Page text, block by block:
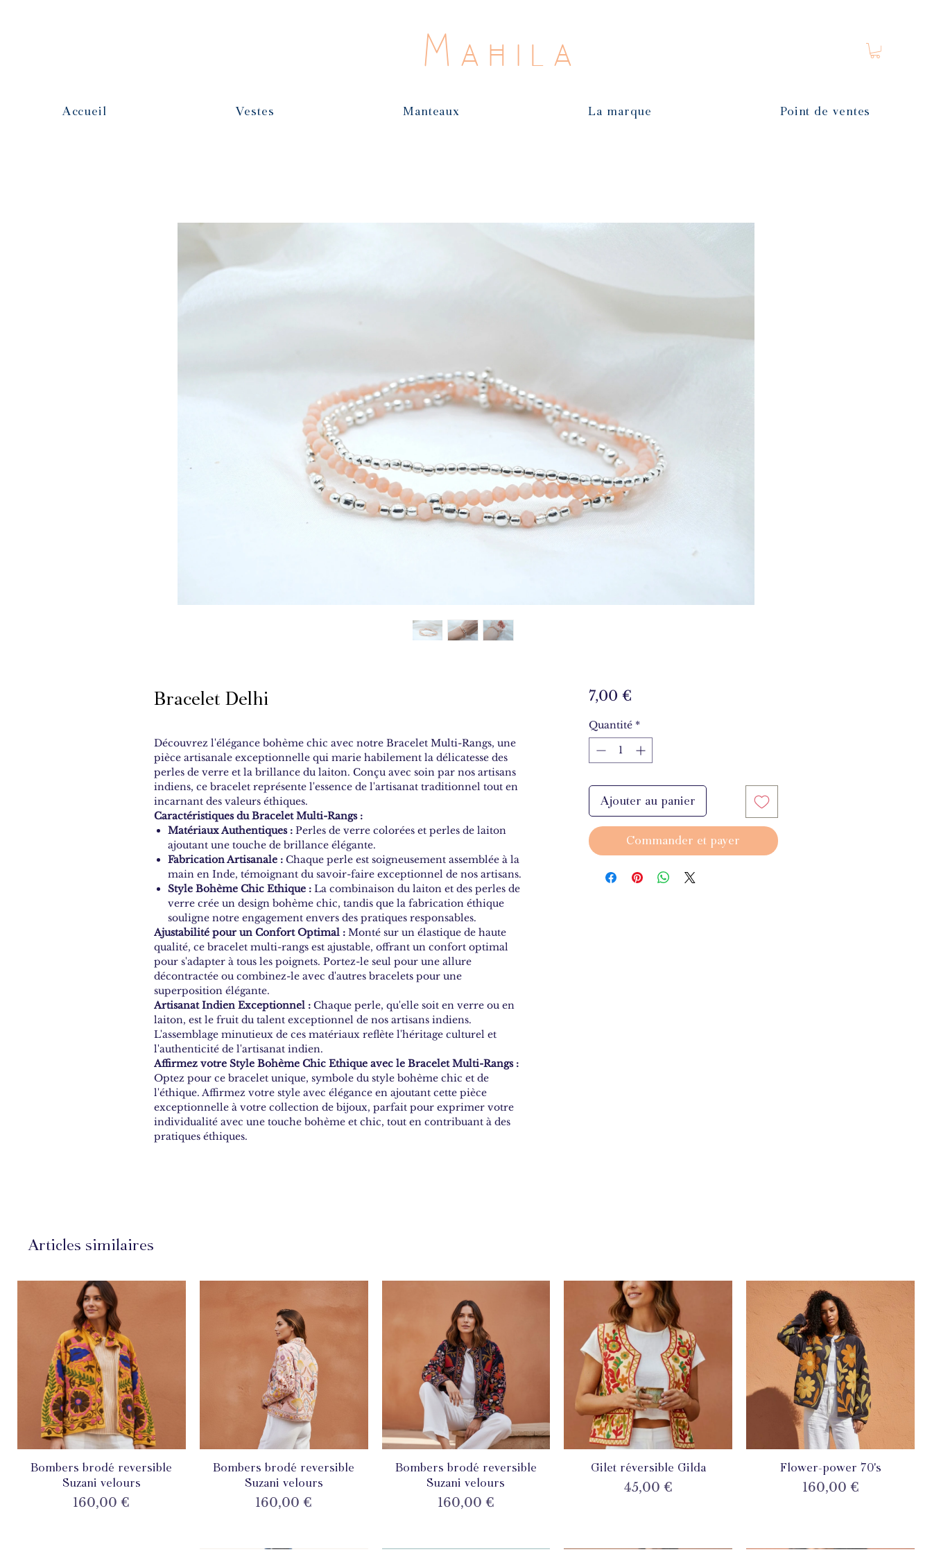
Mahila
Accueil Vestes Manteaux La marque Point de ventes
Bracelet Delhi
Découvrez l'élégance bohème chic avec notre Bracelet Multi-Rangs, une
pièce artisanale exceptionnelle qui marie habilement la délicatesse des
perles de verre et la brillance du laiton. Conçu avec soin par nos artisans
indiens, ce bracelet représente l'essence de l'artisanat traditionnel tout en
incarnant des valeurs éthiques.
Caractéristiques du Bracelet Multi-Rangs :
Matériaux Authentiques : Perles de verre colorées et perles de laiton
ajoutant une touche de brillance élégante.
Fabrication Artisanale : Chaque perle est soigneusement assemblée à la
main en Inde, témoignant du savoir-faire exceptionnel de nos artisans.
Style Bohème Chic Ethique : La combinaison du laiton et des perles de
verre crée un design bohème chic, tandis que la fabrication éthique
souligne notre engagement envers des pratiques responsables.
Ajustabilité pour un Confort Optimal : Monté sur un élastique de haute
qualité, ce bracelet multi-rangs est ajustable, offrant un confort optimal
pour s'adapter à tous les poignets. Portez-le seul pour une allure
décontractée ou combinez-le avec d'autres bracelets pour une
superposition élégante.
Artisanat Indien Exceptionnel : Chaque perle, qu'elle soit en verre ou en
laiton, est le fruit du talent exceptionnel de nos artisans indiens.
L'assemblage minutieux de ces matériaux reflète l'héritage culturel et
l'authenticité de l'artisanat indien.
Affirmez votre Style Bohème Chic Ethique avec le Bracelet Multi-Rangs :
Optez pour ce bracelet unique, symbole du style bohème chic et de
l'éthique. Affirmez votre style avec élégance en ajoutant cette pièce
exceptionnelle à votre collection de bijoux, parfait pour exprimer votre
individualité avec une touche bohème et chic, tout en contribuant à des
pratiques éthiques.
7,00 €Prix
Quantité *
Ajouter au panier
Commander et payer
Articles similaires
Aperçu rapide
Bombers brodé reversible
Suzani velours
Prix
160,00 €
Aperçu rapide
Bombers brodé reversible
Suzani velours
Prix
160,00 €
Aperçu rapide
Bombers brodé reversible
Suzani velours
Prix
160,00 €
Aperçu rapide
Gilet réversible Gilda
Prix
45,00 €
Aperçu rapide
Flower-power 70's
Prix
160,00 €